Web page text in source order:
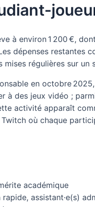
à environ 1 200 €,
dépenses
régulières sur un
en octobre
à des jeux vidéo ;
activité apparaît
où chaque
académique
assistant·e(s)